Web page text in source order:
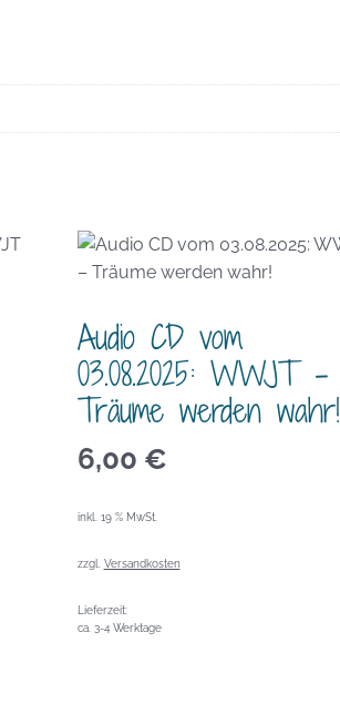
Audio CD vom
03.08.2025: WWJT –
Träume werden wahr!
6,00 €
inkl. 19 % MwSt.
zzgl. Versandkosten
Lieferzeit:
ca. 3-4 Werktage